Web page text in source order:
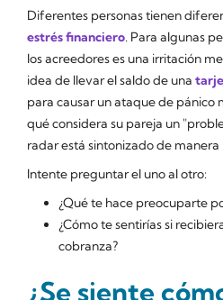
Diferentes personas tienen
estrés financiero. Para algunas
los acreedores es una irritación
idea de llevar el saldo de una
para causar un ataque de pánico
qué considera su pareja un
radar está sintonizado de
Intente preguntar el uno al otro:
¿Qué te hace preocuparte
¿Cómo te sentirías si
cobranza?
¿Se siente